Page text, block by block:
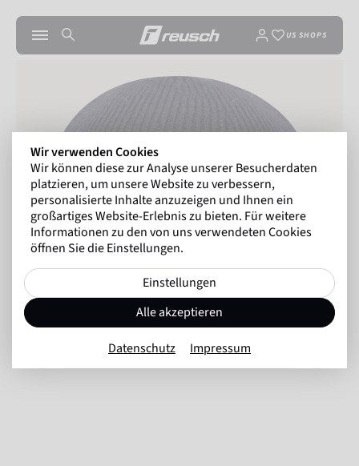
US SHOPS
Wir verwenden Cookies
Wir können diese zur Analyse unserer Besucherdaten
platzieren, um unsere Website zu verbessern,
personalisierte Inhalte anzuzeigen und Ihnen ein
großartiges Website-Erlebnis zu bieten. Für weitere
Informationen zu den von uns verwendeten Cookies
öffnen Sie die Einstellungen.
Einstellungen
Alle akzeptieren
Datenschutz Impressum